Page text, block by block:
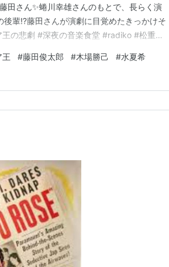
田さん✨蜷川幸雄さんのもとで、長らく演
輩⁉藤田さんが演劇に目覚めたきっかけそ
の悲劇 #深夜の音楽食堂 #radiko #松重豊
8/27(火) 24:30-…
王 #藤田俊太郎 #木場勝己 #水夏希